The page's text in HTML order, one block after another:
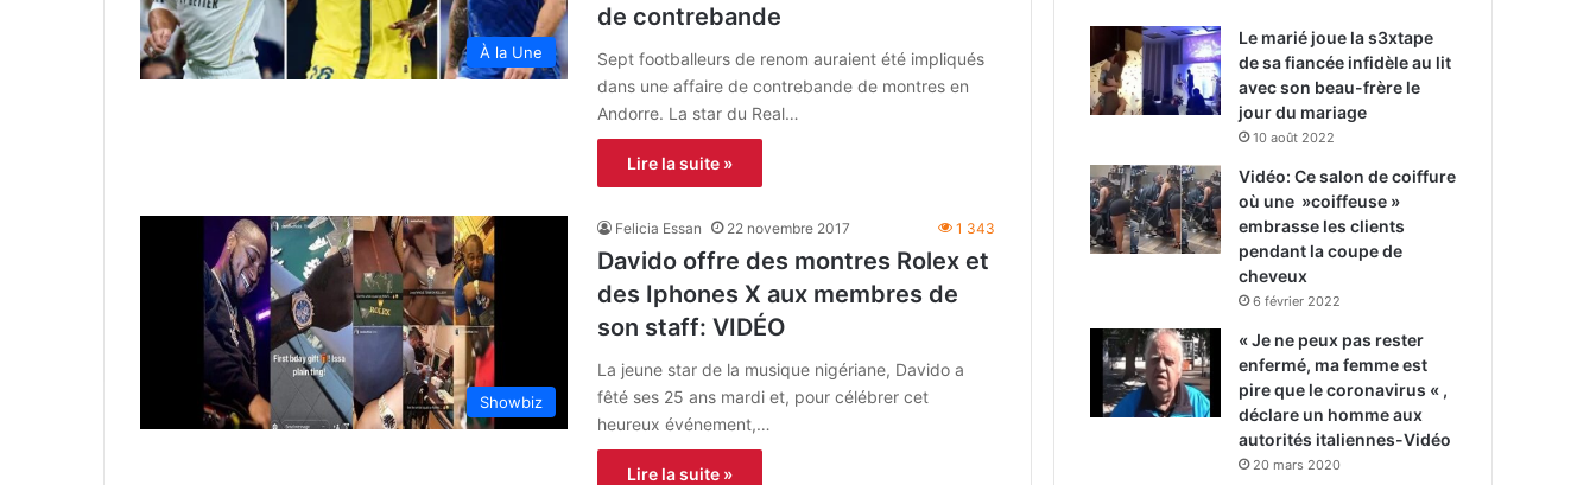
À la Une
de contrebande
Sept footballeurs de renom auraient été impliqués
dans une affaire de contrebande de montres en
Andorre. La star du Real…
Lire la suite »
Showbiz
Felicia Essan 22 novembre 2017 1 343
Davido offre des montres Rolex et
des Iphones X aux membres de
son staff: VIDÉO
La jeune star de la musique nigériane, Davido a
fêté ses 25 ans mardi et, pour célébrer cet
heureux événement,…
Lire la suite »
Le marié joue la s3xtape
de sa fiancée infidèle au lit
avec son beau-frère le
jour du mariage
10 août 2022
Vidéo: Ce salon de coiffure
où une »coiffeuse »
embrasse les clients
pendant la coupe de
cheveux
6 février 2022
« Je ne peux pas rester
enfermé, ma femme est
pire que le coronavirus « ,
déclare un homme aux
autorités italiennes-Vidéo
20 mars 2020